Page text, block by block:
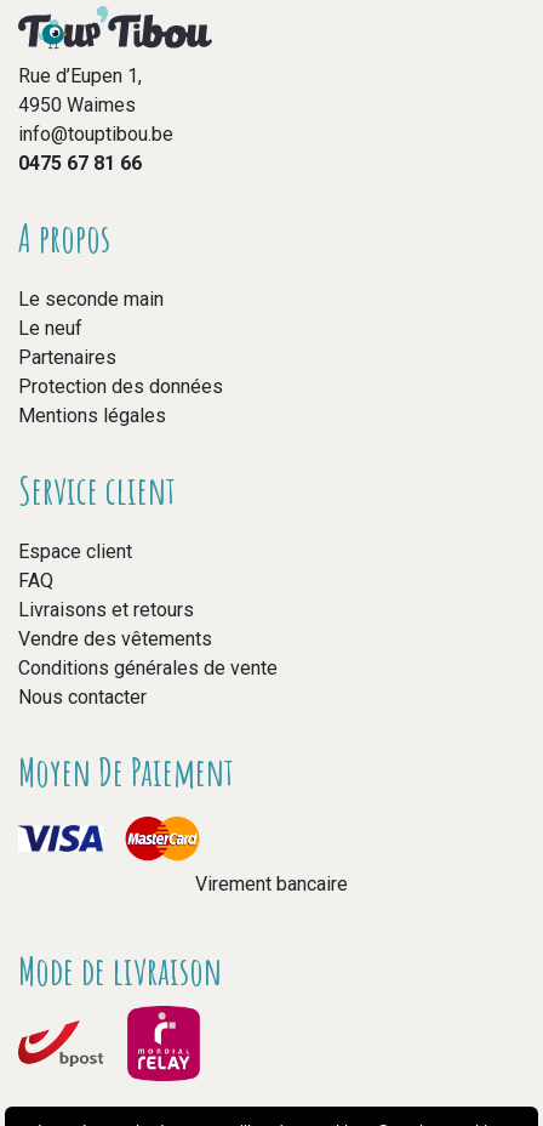
Rue d’Eupen 1,
4950 Waimes
info@touptibou.be
0475 67 81 66
A propos
Le seconde main
Le neuf
Partenaires
Protection des données
Mentions légales
Service client
Espace client
FAQ
Livraisons et retours
Vendre des vêtements
Conditions générales de vente
Nous contacter
Moyen De Paiement
Virement bancaire
Mode de livraison